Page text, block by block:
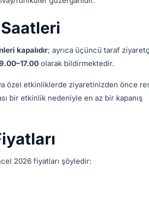
kapalıdır; ayrıca üçüncü taraf
olarak bildirmektedir.
özel etkinliklerde ziyaretinizden önce
bir etkinlik nedeniyle en az bir kapanış
2026 fiyatları şöyledir: